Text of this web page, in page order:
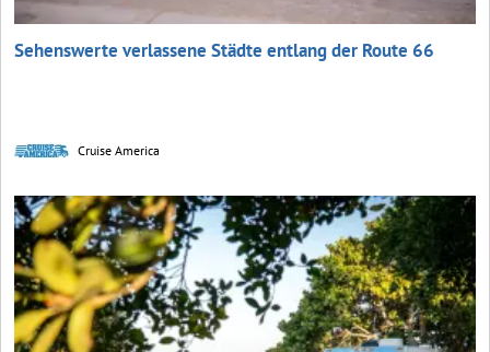
Sehenswerte verlassene Städte entlang der Route 66
Cruise America